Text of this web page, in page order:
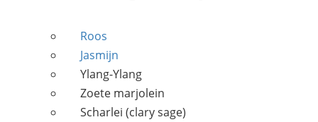
Roos
Jasmijn
Ylang-Ylang
Zoete marjolein
Scharlei (clary sage)